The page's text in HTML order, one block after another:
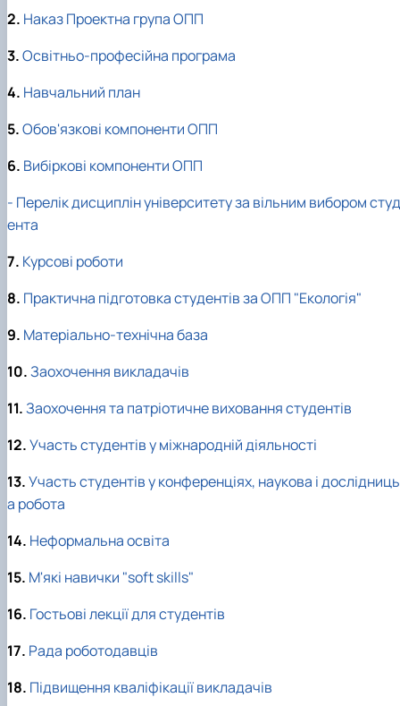
2. Наказ Проектна група ОПП
3.Освітньо-професійна програма
4. Навчальний план
5.Обов'язкові компоненти ОПП
6. Вибіркові компоненти ОПП
- Перелік дисциплін університету за вільним вибором студ
ента
7. Курсові роботи
8. Практична підготовка студентів за ОПП "Екологія"
9. Матеріально-технічна база
10.Заохочення викладачів
11.Заохочення та патріотичне виховання студентів
12.Участь студентів у міжнародній діяльності
13.Участь студентів у конференціях, наукова і
а робота
14. Неформальна освіта
15. М'які навички "soft skills"
16. Гостьові лекції для студентів
17. Рада роботодавців
18. Підвищення кваліфікації викладачів